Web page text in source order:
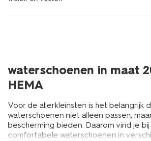
waterschoenen in maat
HEMA
Voor de allerkleinsten is het belangrijk
waterschoenen niet alleen passen,
bescherming bieden. Daarom vind je
comfortabele waterschoenen in